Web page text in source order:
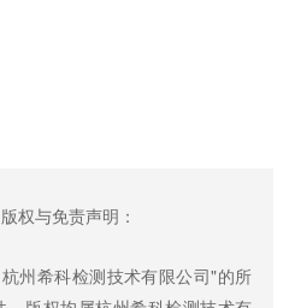
权与免责声明：
州希科检测技术有限公司"的所